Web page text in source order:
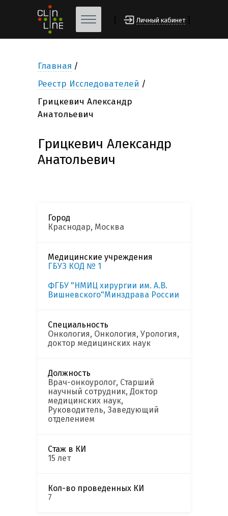
Личный кабинет
Главная
Реестр Исследователей
Грицкевич Александр
Анатольевич
Грицкевич Александр
Анатольевич
Город
Краснодар, Москва
Медицинские учреждения
ГБУЗ КОД № 1
ФГБУ "НМИЦ хирургии им. А.В.
Вишневского"Минздрава России
Специальность
Онкология, Онкология, Урология,
доктор медицинских наук
Должность
Врач-онкоуролог, Старший
научный сотрудник, Доктор
медицинских наук,
Руководитель, Заведующий
отделением
Стаж в КИ
15 лет
Кол-во проведенных КИ
7